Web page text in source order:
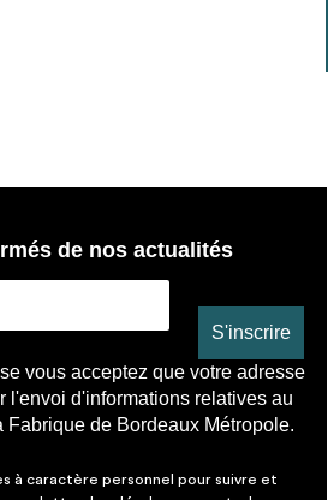
de nos actualités
vous acceptez que votre adresse
l'envoi d'informations relatives au
Fabrique de Bordeaux Métropole.
à caractère personnel pour suivre et